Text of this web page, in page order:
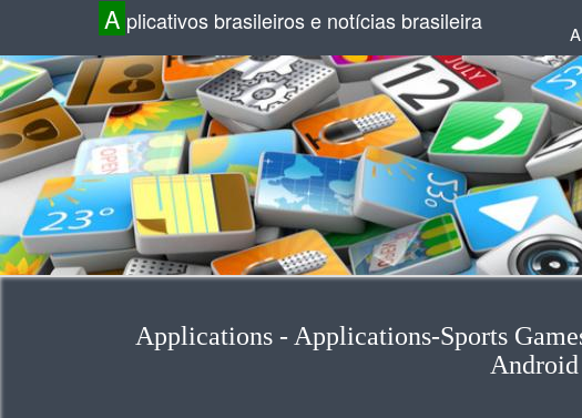
A plicativos brasileiros e notícias brasileira
Applications - Applications-Sports
Android